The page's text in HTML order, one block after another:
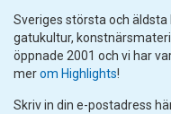
Sveriges största och
gatukultur,
öppnade 2001 och vi har
merom Highlights!
Skriv in din e-postadress